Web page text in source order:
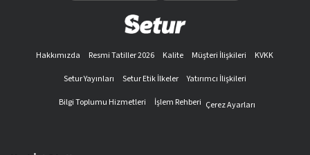
Hakkımızda Resmi Tatiller 2026 Kalite Müşteri İlişkileri
KVKK
Setur Yayınları
Setur Etik İlkeler
Yatırımcı İlişkileri
Bilgi Toplumu Hizmetleri
İşlem Rehberi Çerez Ayarları